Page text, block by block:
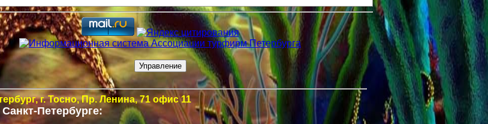
г. Тосно, Пр. Ленина, 71 офис 11
Петербурге: